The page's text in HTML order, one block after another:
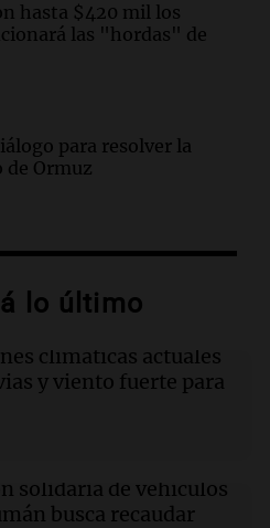
hasta $420 mil los
las "hordas" de
para resolver la
de Ormuz
en 27 de Febrero al 6100
ley de propiedad privada:
poca lectura"
premonitorio que le
asesinado por su novia
lo último
climáticas actuales
y viento fuerte para
solidaria de vehículos
busca recaudar